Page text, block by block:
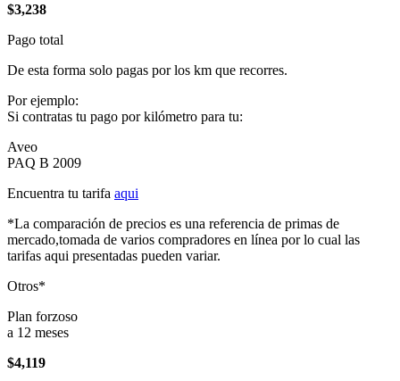
$3,238
Pago total
De esta forma solo pagas por los km que recorres.
Por ejemplo:
Si contratas tu pago por kilómetro para tu:
Aveo
PAQ B 2009
Encuentra tu tarifa aqui
*La comparación de precios es una referencia de primas de
mercado,tomada de varios compradores en línea por lo cual las
tarifas aqui presentadas pueden variar.
Otros*
Plan forzoso
a 12 meses
$4,119